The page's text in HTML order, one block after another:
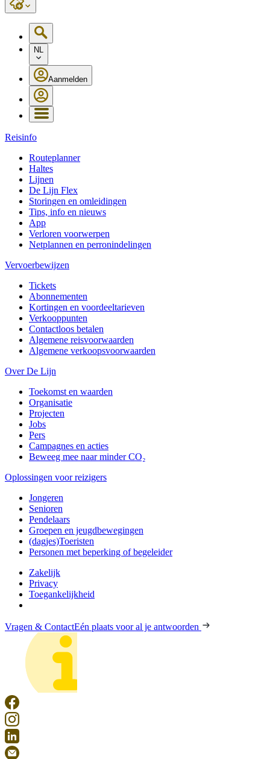
NL
Aanmelden
Reisinfo
Routeplanner
Haltes
Lijnen
De Lijn Flex
Storingen en omleidingen
Tips, info en nieuws
App
Verloren voorwerpen
Netplannen en perronindelingen
Vervoerbewijzen
Tickets
Abonnementen
Kortingen en voordeeltarieven
Verkooppunten
Contactloos betalen
Algemene reisvoorwaarden
Algemene verkoopsvoorwaarden
Over De Lijn
Toekomst en waarden
Organisatie
Projecten
Jobs
Pers
Campagnes en acties
Beweeg mee naar minder CO₂
Oplossingen voor reizigers
Jongeren
Senioren
Pendelaars
Groepen en jeugdbewegingen
(dagjes)Toeristen
Personen met beperking of begeleider
Zakelijk
Privacy
Toegankelijkheid
Vragen & ContactEén plaats voor al je antwoorden